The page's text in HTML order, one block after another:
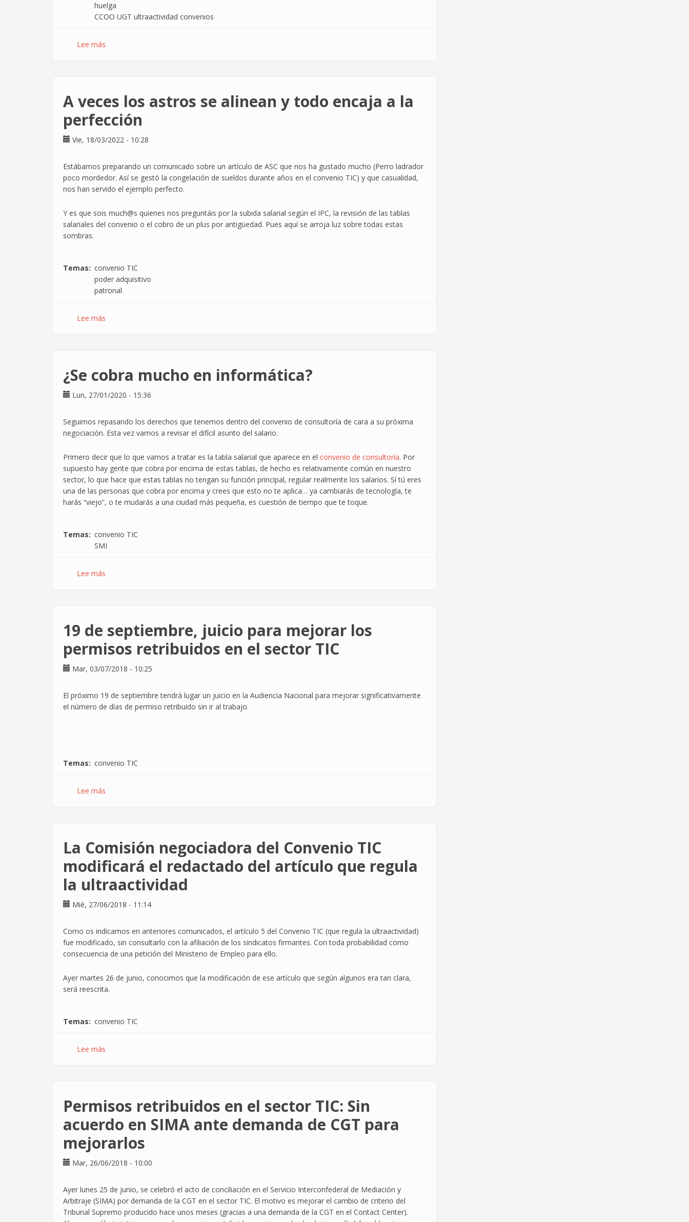
huelga
CCOO UGT ultraactividad convenios
Lee más
respecto
paro
dos
del
23
de
A veces los astros se alinean y todo encaja a la
perfección
Vie, 18/03/2022 - 10:28
Estábamos preparando un comunicado sobre un artículo de ASC que nos ha gustado mucho (Perro ladrador
poco mordedor. Así se gestó la congelación de sueldos durante años en el convenio TIC) y que casualidad,
nos han servido el ejemplo perfecto.
Y es que sois much@s quienes nos preguntáis por la subida salarial según el IPC, la revisión de las tablas
salariales del convenio o el cobro de un plus por antigüedad. Pues aquí se arroja luz sobre todas estas
sombras.
Temas
convenio TIC
poder adquisitivo
patronal
Lee más
se
y
encaja
a
perfección
¿Se cobra mucho en informática?
Lun, 27/01/2020 - 15:36
Seguimos repasando los derechos que tenemos dentro del convenio de consultoría de cara a su próxima
negociación. Esta vez vamos a revisar el difícil asunto del salario.
Primero decir que lo que vamos a tratar es la tabla salarial que aparece en el convenio de consultoría. Por
supuesto hay gente que cobra por encima de estas tablas, de hecho es relativamente común en nuestro
sector, lo que hace que estas tablas no tengan su función principal, regular realmente los salarios. Sí tú eres
una de las personas que cobra por encima y crees que esto no te aplica… ya cambiarás de tecnología, te
harás “viejo”, o te mudarás a una ciudad más pequeña, es cuestión de tiempo que te toque.
Temas
convenio TIC
SMI
Lee más
informática?
19 de septiembre, juicio para mejorar los
permisos retribuidos en el sector TIC
Mar, 03/07/2018 - 10:25
El próximo 19 de septiembre tendrá lugar un juicio en la Audiencia Nacional para mejorar significativamente
el número de días de permiso retribuido sin ir al trabajo.
Temas convenio TIC
Lee más
para
mejorar
los
permisos
retribuidos
en
TIC
La Comisión negociadora del Convenio TIC
modificará el redactado del artículo que regula
la ultraactividad
Mié, 27/06/2018 - 11:14
Como os indicamos en anteriores comunicados, el artículo 5 del Convenio TIC (que regula la ultraactividad)
fue modificado, sin consultarlo con la afiliación de los sindicatos firmantes. Con toda probabilidad como
consecuencia de una petición del Ministerio de Empleo para ello.
Ayer martes 26 de junio, conocimos que la modificación de ese artículo que según algunos era tan clara,
será reescrita.
Temas convenio TIC
Lee más
Convenio
TIC
modificará
el
redactado
del
que
regula
la
ultraactividad
Permisos retribuidos en el sector TIC: Sin
acuerdo en SIMA ante demanda de CGT para
mejorarlos
Mar, 26/06/2018 - 10:00
Ayer lunes 25 de junio, se celebró el acto de conciliación en el Servicio Interconfederal de Mediación y
Arbitraje (SIMA) por demanda de la CGT en el sector TIC. El motivo es mejorar el cambio de criterio del
Tribunal Supremo producido hace unos meses (gracias a una demanda de la CGT en el Contact Center).